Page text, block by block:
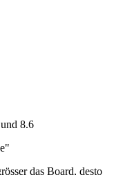
8.6
das Board, desto